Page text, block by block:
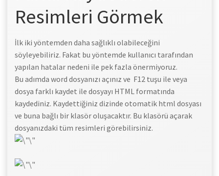
Resimleri Görmek
İlk iki yöntemden daha sağlıklı olabileceğini
söyleyebiliriz. Fakat bu yöntemde kullanıcı tarafından
yapılan hatalar nedeni ile pek fazla önermiyoruz.
Bu adımda word dosyanızı açınız ve F12 tuşu ile veya
dosya farklı kaydet ile dosyayı HTML formatında
kaydediniz. Kaydettiğiniz dizinde otomatik html dosyası
ve buna bağlı bir klasör oluşacaktır. Bu klasörü açarak
dosyanızdaki tüm resimleri görebilirsiniz.